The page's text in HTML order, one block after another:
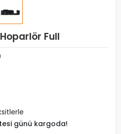
Full
günü kargoda!